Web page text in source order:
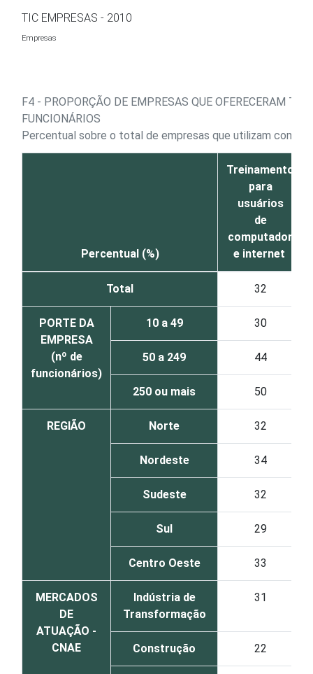
TIC EMPRESAS - 2010
Empresas
F4 - PROPORÇÃO DE EMPRESAS QUE OFERECERAM
FUNCIONÁRIOS
Percentual sobre o total de empresas que utilizam
Percentual (%)
Treinamento
para
usuários
de
computador
e internet
Total 32
PORTE DA
EMPRESA
(nº de
funcionários)
10 a 49 30
50 a 249 44
250 ou mais 50
REGIÃO Norte 32
Nordeste 34
Sudeste 32
Sul 29
Centro Oeste 33
MERCADOS
DE
ATUAÇÃO -
CNAE
Indústria de
Transformação
31
Construção 22